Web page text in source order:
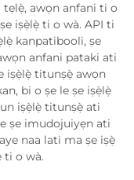
awọn anfani ti o
iṣẹ̀lẹ̀ ti o wà. API ti
kanpatibooli, ṣe
anfani pataki ati
iṣẹ̀lẹ̀ titunṣẹ̀ awọn
bi o ṣe le ṣe iṣẹ̀lẹ̀
iṣẹ̀lẹ̀ titunṣẹ̀ ati
ṣe imudojuiyẹn ati
naa lati ma ṣe iṣẹ̀
ti o wà.